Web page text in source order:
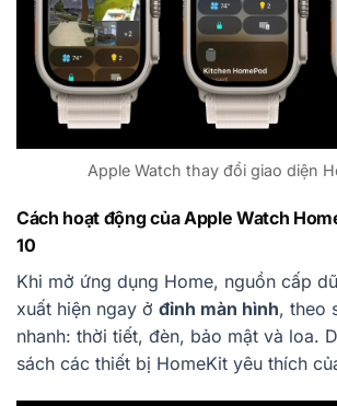
Apple Watch thay đổi giao diện
Cách hoạt động của Apple Watch
10
Khi mở ứng dụng Home, nguồn cấp
xuất hiện ngay ở đỉnh màn hình, theo
nhanh: thời tiết, đèn, bảo mật và loa.
sách các thiết bị HomeKit yêu thích